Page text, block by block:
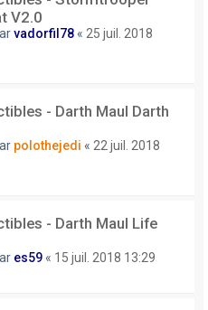
V2.0
vadorfil78 « 25 juil. 2018
- Darth Maul Darth
polothejedi « 22 juil. 2018
- Darth Maul Life
es59 « 15 juil. 2018 13:29